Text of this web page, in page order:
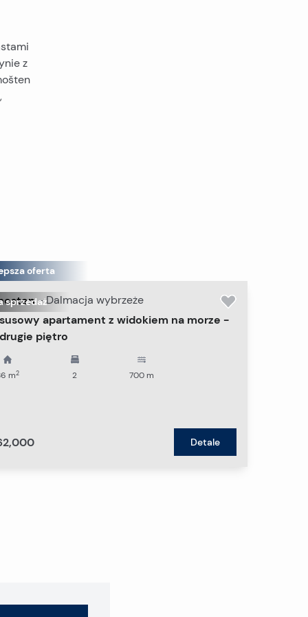
z
sprzedaż
oferta
- Dalmacja wybrzeże
apartament z widokiem na morze -
piętro
m2 2 700m
Detale